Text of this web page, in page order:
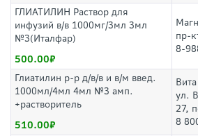
ГЛИАТИЛИН Раствор для
инфузий в/в 1000мг/3мл 3мл
№3(Италфар)
500.00
пр-
8-
Глиатилин р-р д/в/в и в/м введ.
1000мл/4мл 4мл №3 амп.
+растворитель
510.00
ул.
27,
8